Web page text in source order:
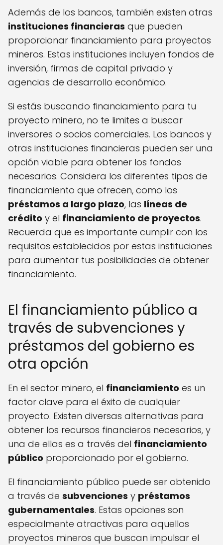
Además de los bancos, también existen otras
instituciones financieras que pueden
proporcionar financiamiento para proyectos
mineros. Estas instituciones incluyen fondos de
inversión, firmas de capital privado y
agencias de desarrollo económico.
Si estás buscando financiamiento para tu
proyecto minero, no te limites a buscar
inversores o socios comerciales. Los bancos y
otras instituciones financieras pueden ser una
opción viable para obtener los fondos
necesarios. Considera los diferentes tipos de
financiamiento que ofrecen, como los
préstamos a largo plazo, las líneas de
crédito y el financiamiento de proyectos.
Recuerda que es importante cumplir con los
requisitos establecidos por estas instituciones
para aumentar tus posibilidades de obtener
financiamiento.
El financiamiento público a
través de subvenciones y
préstamos del gobierno es
otra opción
En el sector minero, el financiamiento es un
factor clave para el éxito de cualquier
proyecto. Existen diversas alternativas para
obtener los recursos financieros necesarios, y
una de ellas es a través del financiamiento
público proporcionado por el gobierno.
El financiamiento público puede ser obtenido
a través de subvenciones y préstamos
gubernamentales. Estas opciones son
especialmente atractivas para aquellos
proyectos mineros que buscan impulsar el